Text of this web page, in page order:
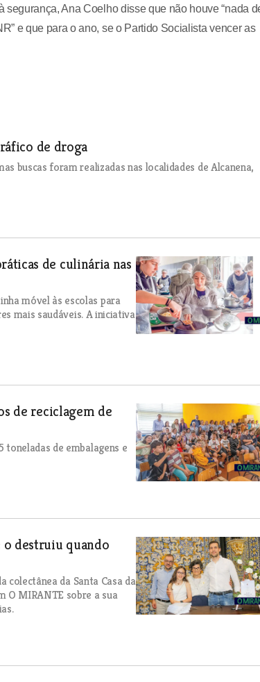
Ana Coelho disse que não houve “nada
e que para o ano, se o Partido Socialista vencer as
de droga
buscas foram realizadas nas localidades de Alcanena,
de culinária nas
móvel às escolas para
mais saudáveis. A iniciativa
de reciclagem de
de embalagens e
o destruiu quando
colectânea da Santa Casa da
O MIRANTE sobre a sua